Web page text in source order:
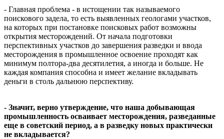
- Главная проблема - в истощении так называемого
поискового задела, то есть выявленных геологами участков,
на которых при постановке поисковых работ возможны
открытия месторождений. От начала подготовки
перспективных участков до завершения разведки и ввода
месторождения в промышленное освоение проходят как
минимум полтора-два десятилетия, а иногда и больше. Не
каждая компания способна и имеет желание вкладывать
деньги в столь дальнюю перспективу.
- Значит, верно утверждение, что наша добывающая
промышленность осваивает месторождения, разведанные
еще в советский период, а в разведку новых практически
не вкладывается?